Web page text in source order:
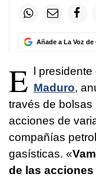
Añade a La Voz
E l presidente
Maduro,
través de bolsas
acciones de
compañías
gasísticas. «
de las